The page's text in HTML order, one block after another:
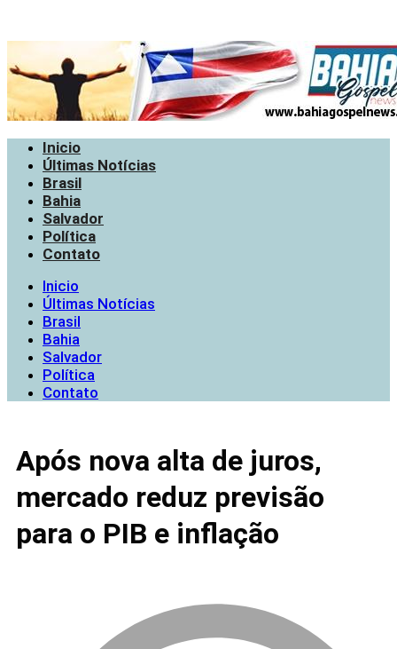
Inicio
Últimas Notícias
Brasil
Bahia
Salvador
Política
Contato
Inicio
Últimas Notícias
Brasil
Bahia
Salvador
Política
Contato
Após nova alta de juros,
mercado reduz previsão
para o PIB e inflação